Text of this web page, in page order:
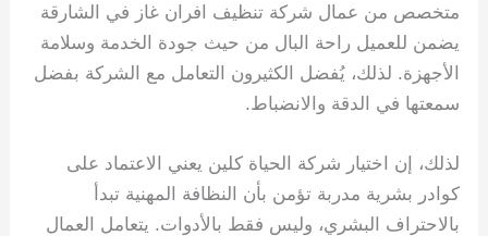
متخصص من عمال شركة تنظيف افران غاز في الشارقة
يضمن للعميل راحة البال من حيث جودة الخدمة وسلامة
الأجهزة. لذلك، يُفضل الكثيرون التعامل مع الشركة بفضل
سمعتها في الدقة والانضباط.
لذلك، إن اختيار شركة الحياة كلين يعني الاعتماد على
كوادر بشرية مدربة تؤمن بأن النظافة المهنية تبدأ
بالاحتراف البشري، وليس فقط بالأدوات. يتعامل العمال